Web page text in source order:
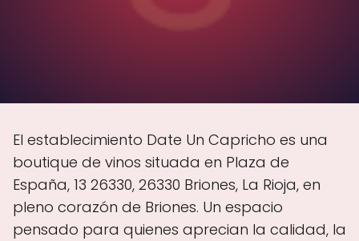
El establecimiento Date Un Capricho es una
boutique de vinos situada en Plaza de
España, 13 26330, 26330 Briones, La Rioja, en
pleno corazón de Briones. Un espacio
pensado para quienes aprecian la calidad, la